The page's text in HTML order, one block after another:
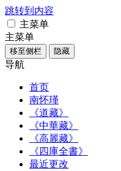
跳转到内容
主菜单
主菜单
移至侧栏 隐藏
导航
首页
南怀瑾
《道藏》
《中華藏》
《高麗藏》
《四庫全書》
最近更改